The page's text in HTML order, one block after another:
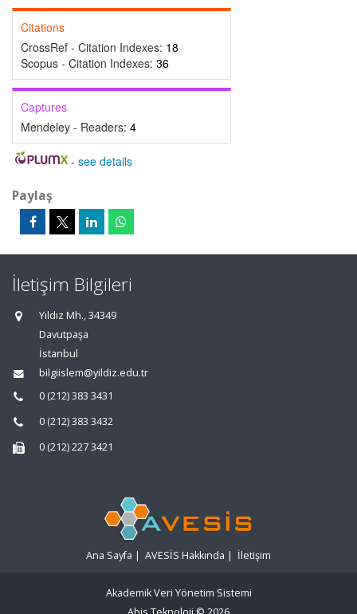
Citations
CrossRef - Citation Indexes: 18
Scopus - Citation Indexes: 36
Captures
Mendeley - Readers: 4
- see details
Paylaş
İletişim Bilgileri
Yıldız Mh., 34349
Davutpaşa
İstanbul
bilgiislem@yildiz.edu.tr
0 (212) 383 3431
0 (212) 383 3432
0 (212) 227 3421
Ana Sayfa | AVESİS Hakkında | İletişim
Akademik Veri Yönetim Sistemi